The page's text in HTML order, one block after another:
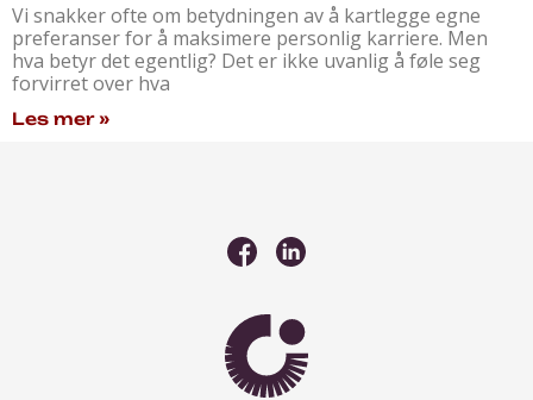
Vi snakker ofte om betydningen av å kartlegge egne
preferanser for å maksimere personlig karriere. Men
hva betyr det egentlig? Det er ikke uvanlig å føle seg
forvirret over hva
Les mer »